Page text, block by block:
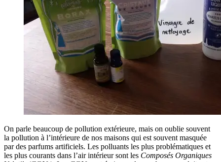
On parle beaucoup de pollution extérieure, mais on oublie souvent
la pollution à l’intérieure de nos maisons qui est souvent masquée
par des parfums artificiels. Les polluants les plus problématiques et
les plus courants dans l’air intérieur sont les Composés Organiques